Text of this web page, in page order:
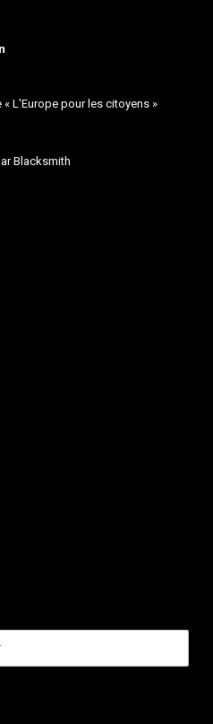
L'Europe pour les citoyens »
Blacksmith